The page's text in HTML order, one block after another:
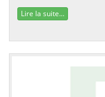
Lire la suite...